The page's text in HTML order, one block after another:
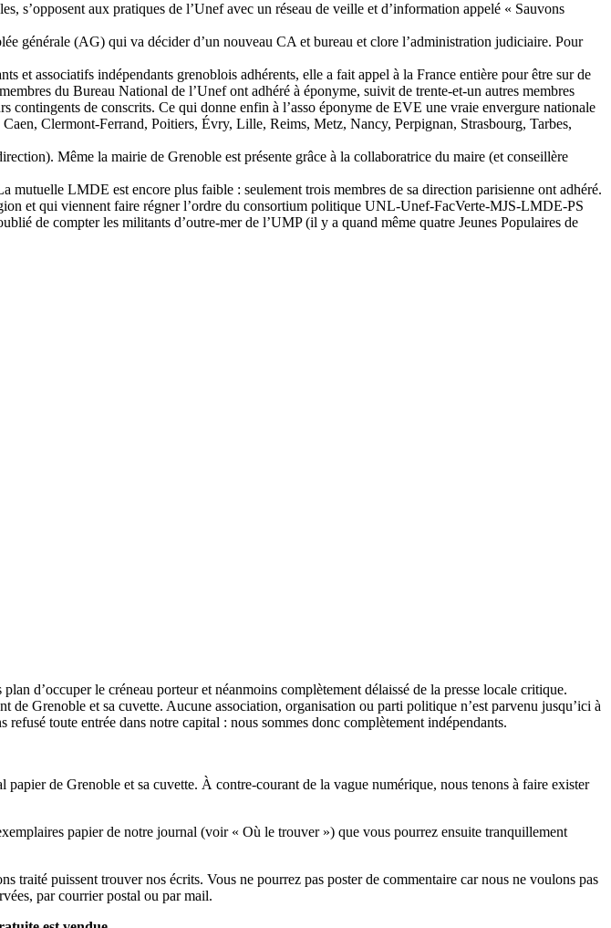
s’opposent aux pratiques de l’Unef avec un réseau de veille et d’information appelé « Sauvons
générale (AG) qui va décider d’un nouveau CA et bureau et clore l’administration judiciaire. Pour
et associatifs indépendants grenoblois adhérents, elle a fait appel à la France entière pour être sur de
du Bureau National de l’Unef ont adhéré à éponyme, suivit de trente-et-un autres membres
de conscrits. Ce qui donne enfin à l’asso éponyme de EVE une vraie envergure nationale
Clermont-Ferrand, Poitiers, Évry, Lille, Reims, Metz, Nancy, Perpignan, Strasbourg, Tarbes,
Même la mairie de Grenoble est présente grâce à la collaboratrice du maire (et conseillère
LMDE est encore plus faible : seulement trois membres de sa direction parisienne ont adhéré.
et qui viennent faire régner l’ordre du consortium politique UNL-Unef-FacVerte-MJS-LMDE-PS
de compter les militants d’outre-mer de l’UMP (il y a quand même quatre Jeunes Populaires de
d’occuper le créneau porteur et néanmoins complètement délaissé de la presse locale critique.
Grenoble et sa cuvette. Aucune association, organisation ou parti politique n’est parvenu jusqu’ici à
toute entrée dans notre capital : nous sommes donc complètement indépendants.
de Grenoble et sa cuvette. À contre-courant de la vague numérique, nous tenons à faire exister
papier de notre journal (voir « Où le trouver ») que vous pourrez ensuite tranquillement
traité puissent trouver nos écrits. Vous ne pourrez pas poster de commentaire car nous ne voulons pas
par courrier postal ou par mail.